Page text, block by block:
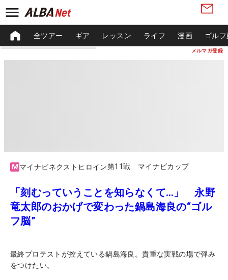
メルマガ登録
全ツアー ギア レッスン ライフ 漫画 ゴル
マイナビネクストヒロイン第11戦 マイナビカップ
「刻むっていうことを知らなくて…」 永野
竜太郎のおかげで変わった鍋島海良の“ゴル
フ脳”
最終プロテストが控えている鍋島海良。貴重な実戦の場で弾み
をつけたい。